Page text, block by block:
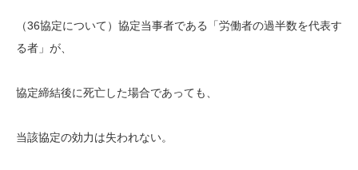
（36協定について）協定当事者である「労働者の過半数を代表す
る者」が、
協定締結後に死亡した場合であっても、
当該協定の効力は失われない。